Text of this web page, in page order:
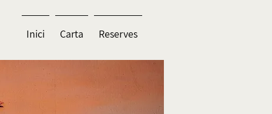
Inici Carta Reserves